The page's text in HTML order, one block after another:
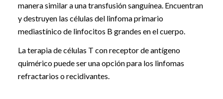
manera similar a una transfusión sanguínea. Encuentran
y destruyen las células del linfoma primario
mediastínico de linfocitos B grandes en el cuerpo.
La terapia de células T con receptor de antígeno
quimérico puede ser una opción para los linfomas
refractarios o recidivantes.